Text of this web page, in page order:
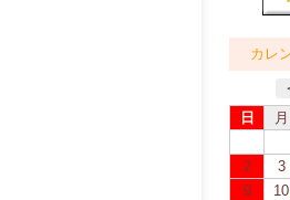
カレ
日 月
2
3
9
10